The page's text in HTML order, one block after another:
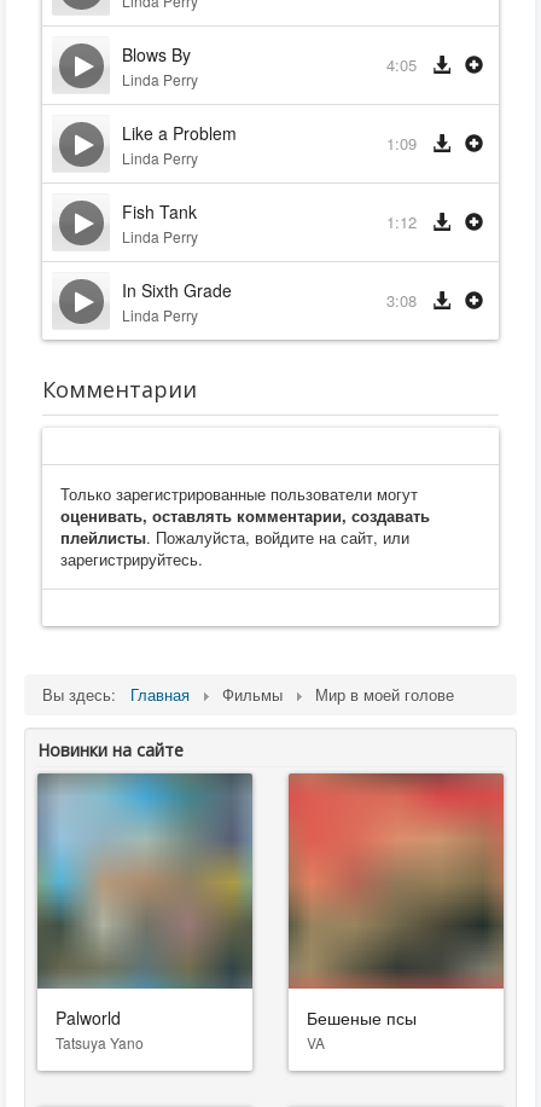
Blows By
Linda Perry
4:05
Like a Problem
Linda Perry
1:09
Fish Tank
Linda Perry
1:12
In Sixth Grade
Linda Perry
3:08
Комментарии
Только зарегистрированные пользователи могут
оценивать, оставлять комментарии, создавать
плейлисты. Пожалуйста, войдите на сайт, или
зарегистрируйтесь.
Вы здесь: Главная Фильмы Мир в моей голове
Новинки на сайте
Palworld
Tatsuya Yano
Бешеные псы
VA